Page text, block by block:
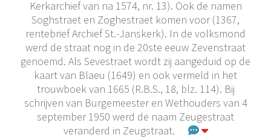
Kerkarchief van na 1574, nr. 13). Ook de namen
Soghstraet en Zoghestraet komen voor (1367,
rentebrief Archief St.-Janskerk). In de volksmond
werd de straat nog in de 20ste eeuw Zevenstraat
genoemd. Als Sevestraet wordt zij aangeduid op de
kaart van Blaeu (1649) en ook vermeld in het
trouwboek van 1665 (R.B.S., 18, blz. 114). Bij
schrijven van Burgemeester en Wethouders van 4
september 1950 werd de naam Zeugestraat
veranderd in Zeugstraat.